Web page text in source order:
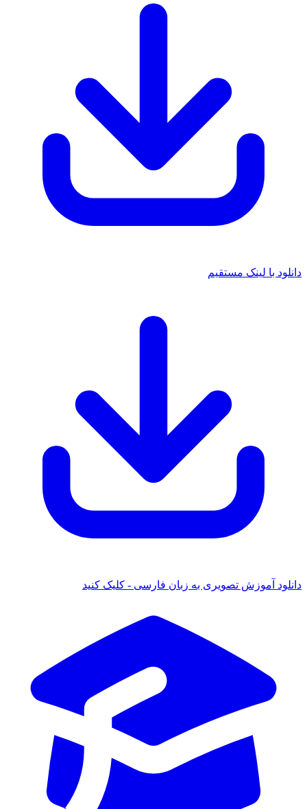
دانلود با لینک مستقیم
دانلود آموزش تصویری به زبان فارسی - کلیک کنید